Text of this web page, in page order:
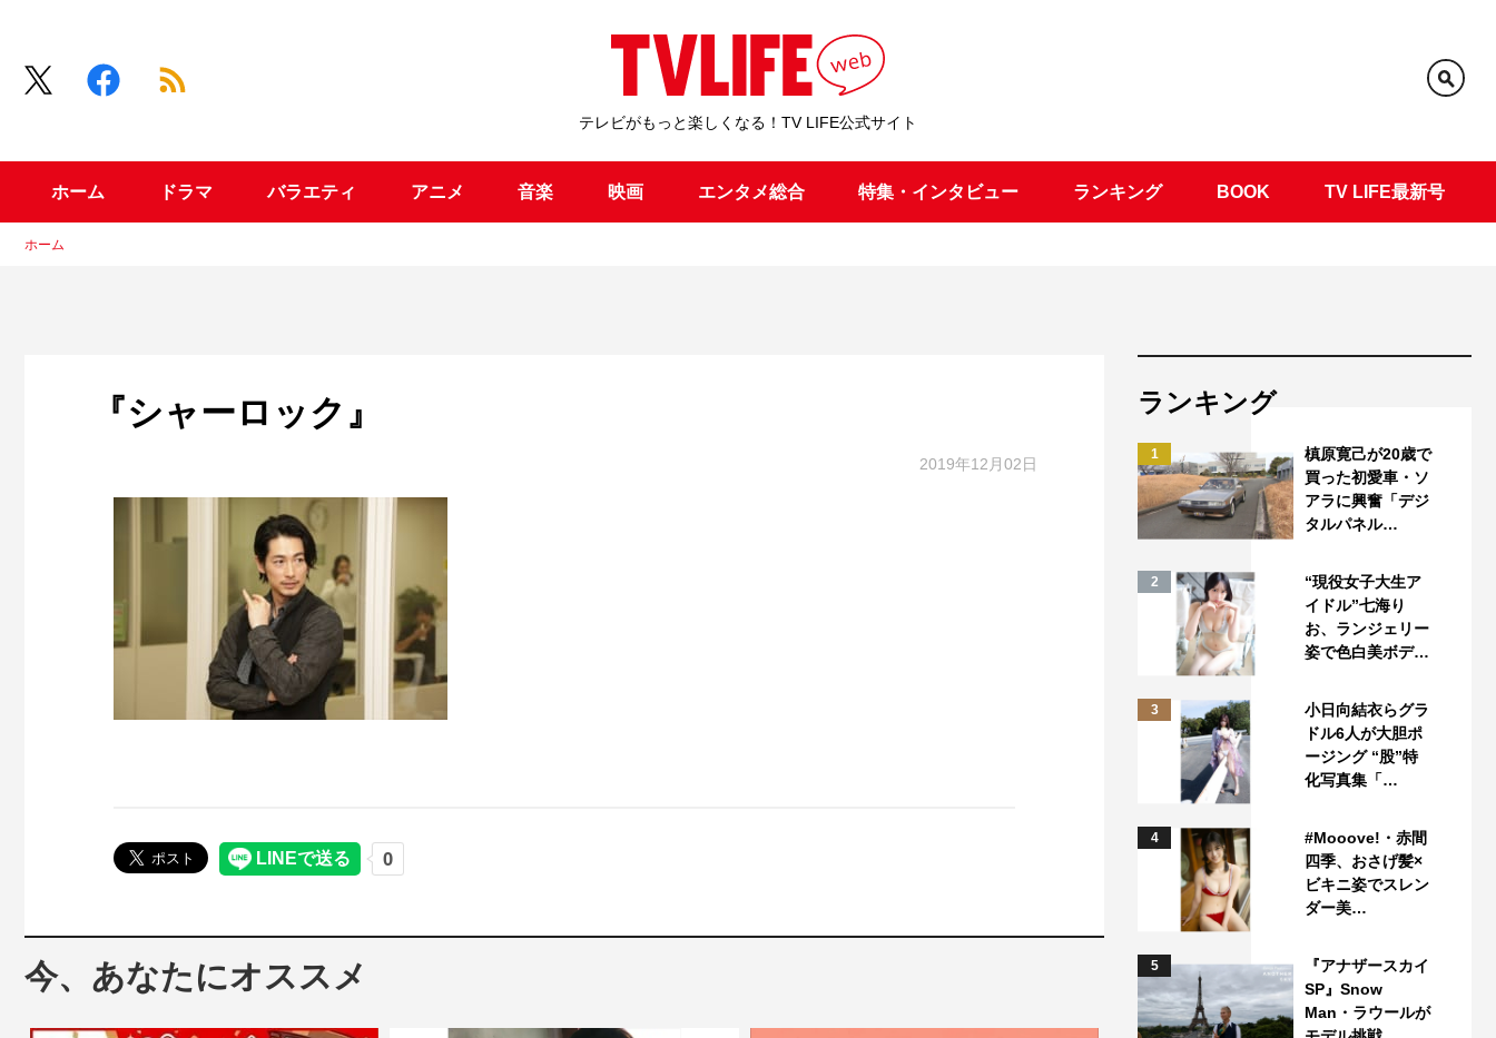
テレビがもっと楽しくなる！TV LIFE公式サイト
ホーム ドラマ バラエティ アニメ 音楽 映画 エンタメ総合 特集・インタビュー ランキング BOOK TV LIFE最新号
ホーム
『シャーロック』
2019年12月02日
今、あなたにオススメ
ランキング
1
槙原寛己が20歳で
買った初愛車・ソ
アラに興奮「デジ
タルパネル…
2
“現役女子大生ア
イドル”七海り
お、ランジェリー
姿で色白美ボデ…
3
小日向結衣らグラ
ドル6人が大胆ポ
ージング “股”特
化写真集「…
4
#Mooove!・赤間
四季、おさげ髪×
ビキニ姿でスレン
ダー美…
5
『アナザースカイ
SP』Snow
Man・ラウールが